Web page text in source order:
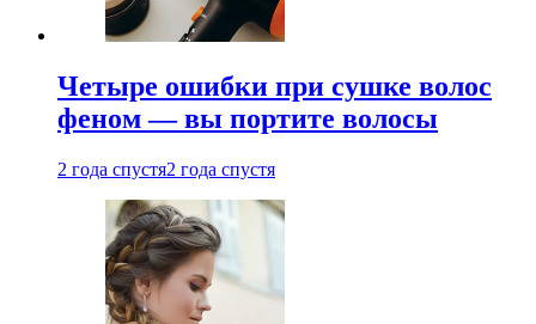
Четыре ошибки при сушке волос
феном — вы портите волосы
2 года спустя2 года спустя